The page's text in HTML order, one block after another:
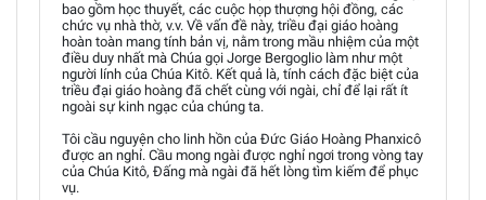
bao gồm học thuyết, các cuộc họp thượng hội đồng, các
chức vụ nhà thờ, v.v. Về vấn đề này, triều đại giáo hoàng
hoàn toàn mang tính bản vị, nằm trong mầu nhiệm của một
điều duy nhất mà Chúa gọi Jorge Bergoglio làm như một
người lính của Chúa Kitô. Kết quả là, tính cách đặc biệt của
triều đại giáo hoàng đã chết cùng với ngài, chỉ để lại rất ít
ngoài sự kinh ngạc của chúng ta.
Tôi cầu nguyện cho linh hồn của Đức Giáo Hoàng Phanxicô
được an nghỉ. Cầu mong ngài được nghỉ ngơi trong vòng tay
của Chúa Kitô, Đấng mà ngài đã hết lòng tìm kiếm để phục
vụ.